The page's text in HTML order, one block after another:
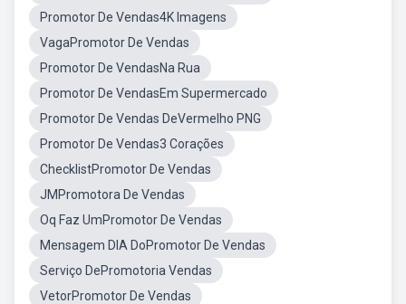
Promotor De Vendas4K Imagens
VagaPromotor De Vendas
Promotor De VendasNa Rua
Promotor De VendasEm Supermercado
Promotor De Vendas DeVermelho PNG
Promotor De Vendas3 Corações
ChecklistPromotor De Vendas
JMPromotora De Vendas
Oq Faz UmPromotor De Vendas
Mensagem DIA DoPromotor De Vendas
Serviço DePromotoria Vendas
VetorPromotor De Vendas